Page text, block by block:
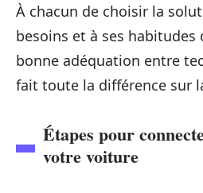
À chacun de choisir la
besoins et à ses habitudes
bonne adéquation entre
fait toute la différence sur
Étapes pour
votre voiture